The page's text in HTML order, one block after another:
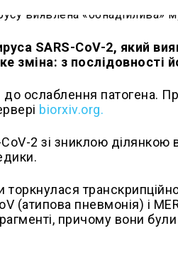
SARS-CoV-2, який
зміна: з послідовності
ослаблення патогена.
biorxiv.org.
2 зі зниклою
торкнулася
(атипова пневмонія) і
причому вони